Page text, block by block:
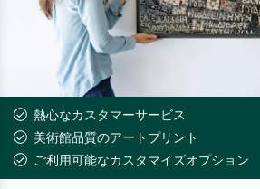
熱心なカスタマーサービス
美術館品質のアートプリント
ご利用可能なカスタマイズオプション